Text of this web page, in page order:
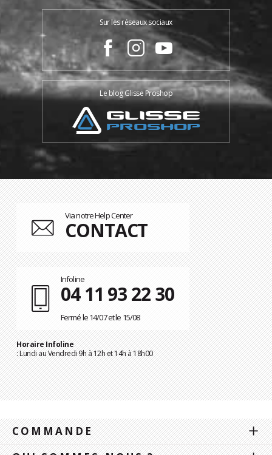
Sur les réseaux sociaux
Le blog Glisse Proshop
Via notre Help Center
CONTACT
Infoline
04 11 93 22 30
Fermé le 14/07 et le 15/08
Horaire Infoline
: Lundi au Vendredi 9h à 12h et 14h à 18h00
COMMANDE